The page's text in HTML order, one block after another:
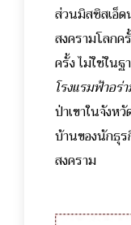
ส่วนมิสซิสเอ็
สงครามโลกค
ครั้ง ไม่ใช่ใน
โรงแรมฟ้าอร่
ป่าเขาในจังห
บ้านของนักธุ
สงคราม